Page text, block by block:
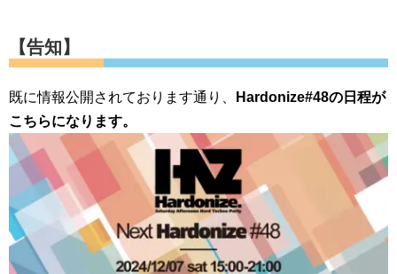
【告知】
既に情報公開されております通り、
Hardonize#48の日程が
こちらになります。